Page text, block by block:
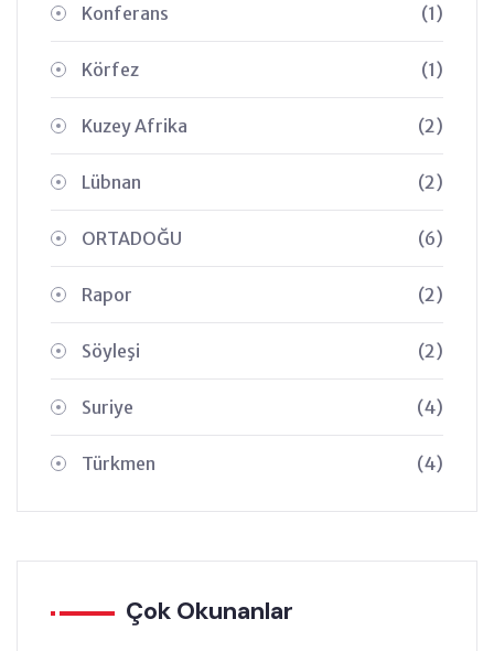
Konferans (1)
Körfez (1)
Kuzey Afrika (2)
Lübnan (2)
ORTADOĞU (6)
Rapor (2)
Söyleşi (2)
Suriye (4)
Türkmen (4)
Çok Okunanlar